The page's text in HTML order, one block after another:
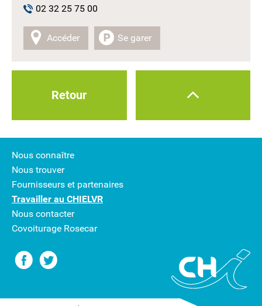
02 32 25 75 00
Accéder Se garer
Retour
Nous connaître
Nous trouver
Fournisseurs et partenaires
Travailler au CHIELVR
Nous contacter
Covoiturage Rosecar